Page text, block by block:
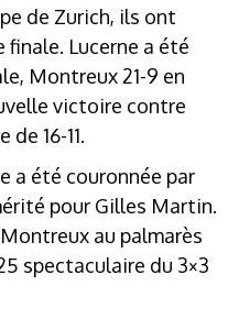
de Zurich, ils ont
finale. Lucerne a été
Montreux 21-9 en
victoire contre
16-11.
a été couronnée par
pour Gilles Martin.
au palmarès
spectaculaire du 3×3